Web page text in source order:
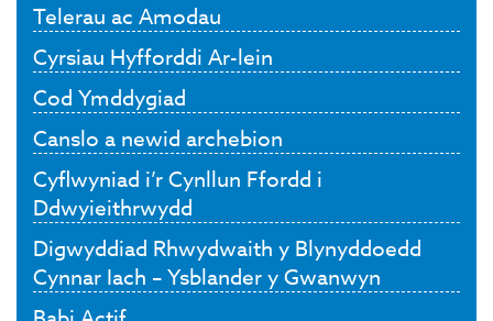
Telerau ac Amodau
Cyrsiau Hyfforddi Ar-lein
Cod Ymddygiad
Canslo a newid archebion
Cyflwyniad i’r Cynllun Ffordd i
Ddwyieithrwydd
Digwyddiad Rhwydwaith y Blynyddoedd
Cynnar Iach – Ysblander y Gwanwyn